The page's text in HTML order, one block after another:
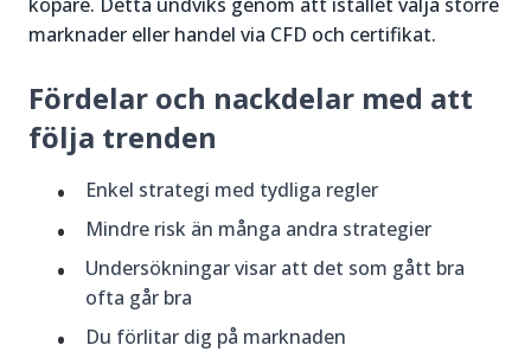
marknader eller handel via CFD och certifikat.
Fördelar och nackdelar med att
följa trenden
Enkel strategi med tydliga regler
Mindre risk än många andra strategier
Undersökningar visar att det som gått bra
ofta går bra
Du förlitar dig på marknaden